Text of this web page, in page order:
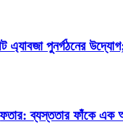
এ্যাবজা পুনর্গঠনের
ব্যস্ততার ফাঁকে এক